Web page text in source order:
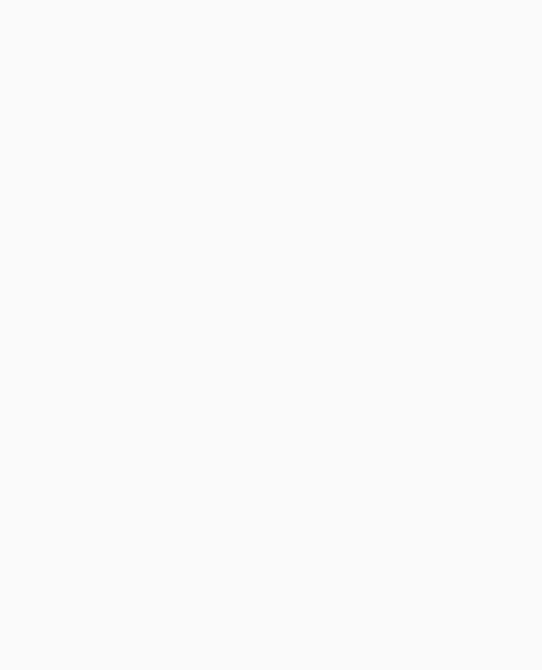
باتوجه به میل و سلیقه ی خود می توانند آنچه مد نظر دارند
هنگامی که میهمانان می خواهند در یک فضای گرم به گپ و
بگونه ای که میهمان این هتل در اصفهان بتواند آنچه